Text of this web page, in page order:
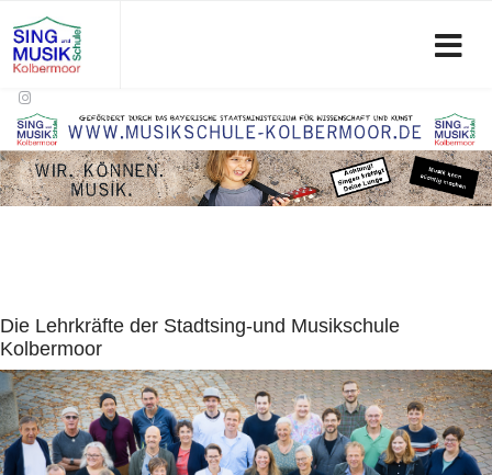
Die Lehrkräfte der Stadtsing-und Musikschule
Kolbermoor